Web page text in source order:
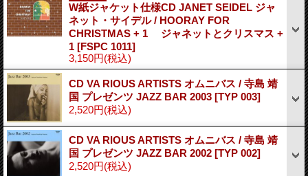
W紙ジャケット仕様CD JANET SEIDEL ジャ
ネット・サイデル / HOORAY FOR
CHRISTMAS + 1 ジャネットとクリスマス +
1 [FSPC 1011]
3,150円(税込)
CD VA RIOUS ARTISTS オムニバス / 寺島 靖
国 プレゼンツ JAZZ BAR 2003 [TYP 003]
2,520円(税込)
CD VA RIOUS ARTISTS オムニバス / 寺島 靖
国 プレゼンツ JAZZ BAR 2002 [TYP 002]
2,520円(税込)